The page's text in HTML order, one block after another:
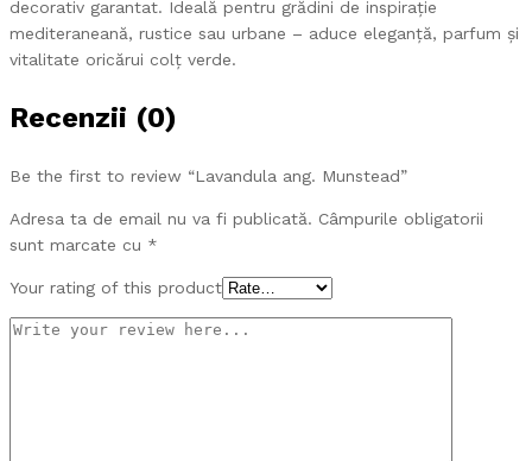
decorativ garantat. Ideală pentru grădini de inspirație
mediteraneană, rustice sau urbane – aduce eleganță, parfum și
vitalitate oricărui colț verde.
Recenzii (0)
Be the first to review “Lavandula ang. Munstead”
Adresa ta de email nu va fi publicată. Câmpurile obligatorii
sunt marcate cu *
Your rating of this product